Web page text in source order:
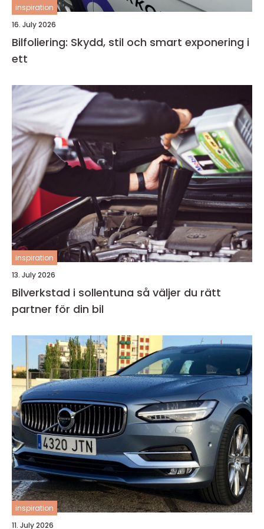
inspiration
16. July 2026
Bilfoliering: Skydd, stil och smart exponering i
ett
inspiration
13. July 2026
Bilverkstad i sollentuna så väljer du rätt
partner för din bil
inspiration
11. July 2026